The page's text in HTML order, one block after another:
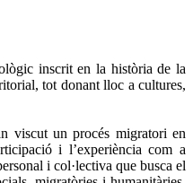
inscrit en la història de la
tot donant lloc a cultures,
viscut un procés migratori en
i l’experiència com a
i col·lectiva que busca el